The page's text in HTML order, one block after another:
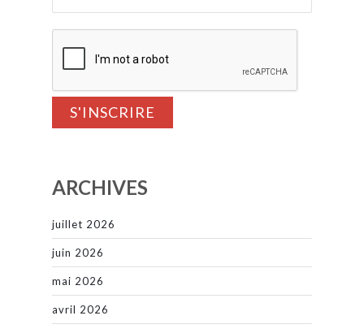
ARCHIVES
juillet 2026
juin 2026
mai 2026
avril 2026